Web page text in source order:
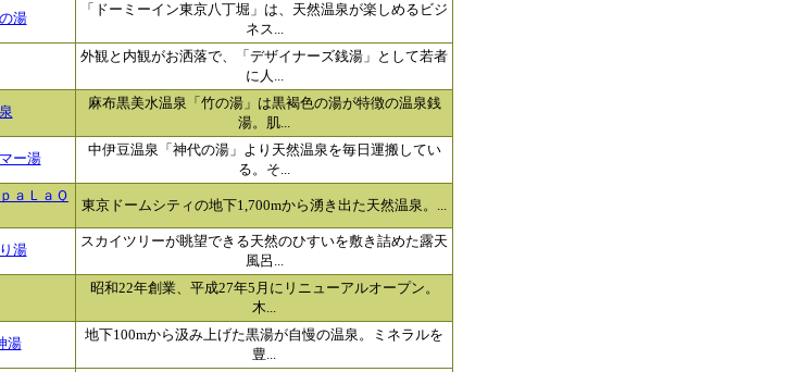
湯
「ドーミーイン東京八丁堀」は、天然温泉が楽しめるビジ
ネス...
外観と内観がお洒落で、「デザイナーズ銭湯」として若者
に人...
麻布黒美水温泉「竹の湯」は黒褐色の湯が特徴の温泉銭
湯。肌...
ー湯
中伊豆温泉「神代の湯」より天然温泉を毎日運搬してい
る。そ...
ａＬａＱ
東京ドームシティの地下1,700mから湧き出た天然温泉。...
湯
スカイツリーが眺望できる天然のひすいを敷き詰めた露天
風呂...
昭和22年創業、平成27年5月にリニューアルオープン。
木...
湯
地下100mから汲み上げた黒湯が自慢の温泉。ミネラルを
豊...